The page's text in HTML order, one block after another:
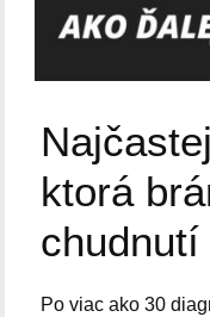
ktorá
chudnutí
Po viac ako 30